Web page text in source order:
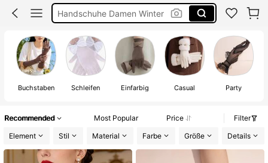
Herbst
Handschuhe
Buchstaben Schleifen Einfarbig Casual Party
Recommended Most Popular Price
Filter
Element
Stil Material Farbe Größe Details